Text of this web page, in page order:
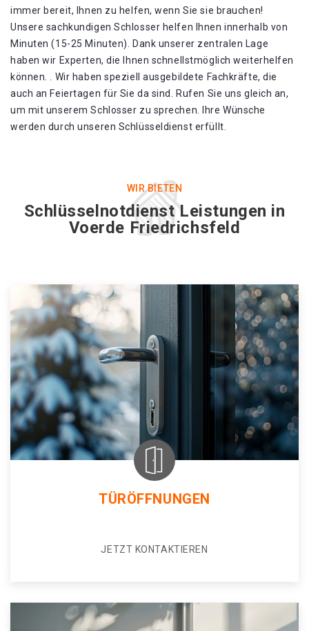
immer bereit, Ihnen zu helfen, wenn Sie sie brauchen!
Unsere sachkundigen Schlosser helfen Ihnen innerhalb von
Minuten (15-25 Minuten). Dank unserer zentralen Lage
haben wir Experten, die Ihnen schnellstmöglich weiterhelfen
können. . Wir haben speziell ausgebildete Fachkräfte, die
auch an Feiertagen für Sie da sind. Rufen Sie uns gleich an,
um mit unserem Schlosser zu sprechen. Ihre Wünsche
werden durch unseren Schlüsseldienst erfüllt.
WIR BIETEN
Schlüsselnotdienst Leistungen in
Voerde Friedrichsfeld
TÜRÖFFNUNGEN
JETZT KONTAKTIEREN